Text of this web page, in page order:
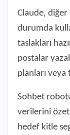
Claude,
durumda
taslakları
postalar
planları
Sohbet
verilerini
hedef kitle